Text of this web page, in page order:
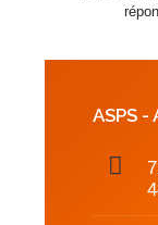
ASPS -